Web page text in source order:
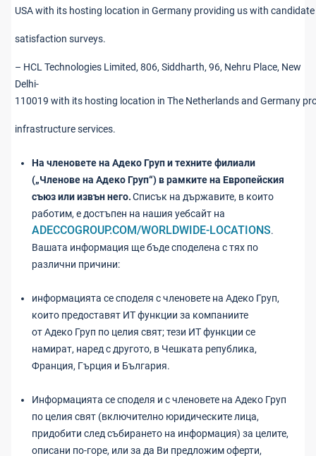
USA with its hosting location in Germany providing us with candidate
satisfaction surveys.
– HCL Technologies Limited, 806, Siddharth, 96, Nehru Place, New
Delhi-
110019 with its hosting location in The Netherlands and Germany
infrastructure services.
На членовете на Адеко Груп и техните филиали
(„Членове на Адеко Груп“) в рамките на Европейския
съюз или извън него.Списък на държавите, в които
работим, е достъпен на нашия уебсайт на
ADECCOGROUP.COM/WORLDWIDE-LOCATIONS.
Вашата информация ще бъде споделена с тях по
различни причини:
информацията се споделя с членовете на Адеко Груп,
които предоставят ИТ функции за компаниите
от Адеко Груп по целия свят; тези ИТ функции се
намират, наред с другото, в Чешката република,
Франция, Гърция и България.
Информацията се споделя и с членовете на Адеко Груп
по целия свят (включително юридическите лица,
придобити след събирането на информация) за целите,
описани по-горе, или за да Ви предложим оферти,